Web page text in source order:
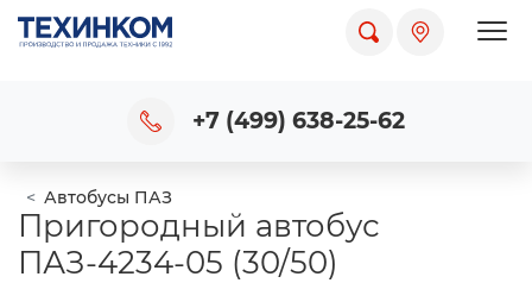
+7 (499) 638-25-62
Автобусы ПАЗ
Пригородный автобус
ПАЗ-4234-05 (30/50)